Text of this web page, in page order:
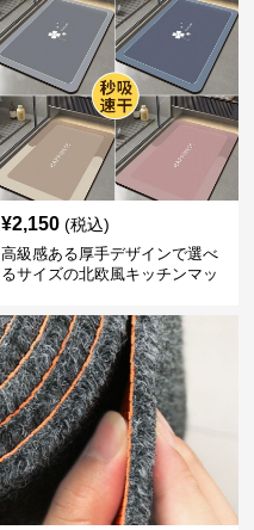
¥2,150 (税込)
高級感ある厚手デザインで選べ
るサイズの北欧風キッチンマッ